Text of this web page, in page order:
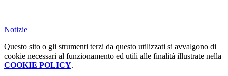
Notizie
Questo sito o gli strumenti terzi da questo utilizzati si avvalgono di
cookie necessari al funzionamento ed utili alle finalità illustrate nella
COOKIE POLICY.